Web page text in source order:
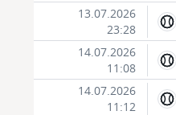
13.07.2026
23:28
14.07.2026
11:08
14.07.2026
11:12